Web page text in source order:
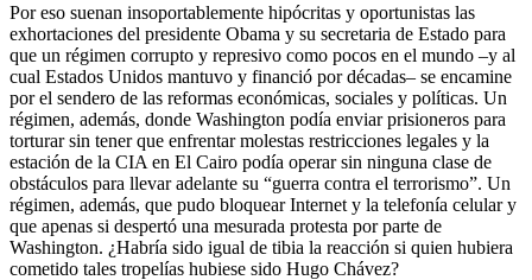
Por eso suenan insoportablemente hipócritas y oportunistas las
exhortaciones del presidente Obama y su secretaria de Estado para
que un régimen corrupto y represivo como pocos en el mundo –y al
cual Estados Unidos mantuvo y financió por décadas– se encamine
por el sendero de las reformas económicas, sociales y políticas. Un
régimen, además, donde Washington podía enviar prisioneros para
torturar sin tener que enfrentar molestas restricciones legales y la
estación de la CIA en El Cairo podía operar sin ninguna clase de
obstáculos para llevar adelante su “guerra contra el terrorismo”. Un
régimen, además, que pudo bloquear Internet y la telefonía celular y
que apenas si despertó una mesurada protesta por parte de
Washington. ¿Habría sido igual de tibia la reacción si quien hubiera
cometido tales tropelías hubiese sido Hugo Chávez?